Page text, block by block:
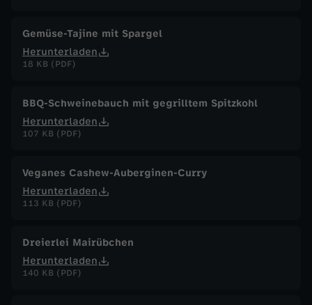
Gemüse-Tajine mit Spargel
Herunterladen
18 KB (PDF)
BBQ-Schweinebauch mit gegrilltem Spitzkohl
Herunterladen
107 KB (PDF)
Veganes Cashew-Auberginen-Curry
Herunterladen
113 KB (PDF)
Dreierlei Mairübchen
Herunterladen
140 KB (PDF)